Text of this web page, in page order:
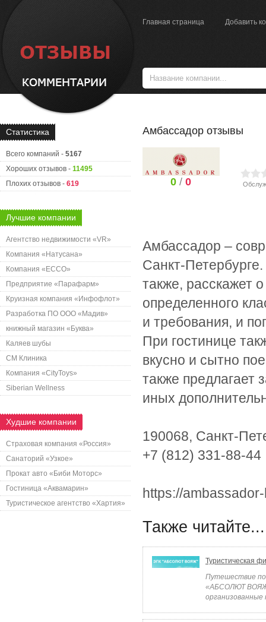
Главная страница Добавить
Статистика
Всего компаний - 5167
Хороших отзывов - 11495
Плохих отзывов - 619
Лучшие компании
Агентство недвижимости «VR»
Компания «Натусана»
Компания «ECCO»
Предприятие «Парафарм»
Круизная компания «Инфофлот»
Разработка ПО ООО «Мадив»
книжный магазин «Буква»
Каляев шубы
СМ Клиника
Компания «CityToys»
Siberian Wellness
Худшие компании
Страховая компания «Россия»
Санаторий «Узкое»
Прокат авто «Биби Моторс»
Гостиница «Аквамарин»
Туристическое агентство «Хартия»
Амбассадор отзывы
0 /0
Амбассадор –
Санкт-
также, расскажет
определенного
и требования, и
При гостинице
вкусно и сытно
также предлагает
иных
190068, Санкт-
+7 (812) 331-88-44
https://
Также читайте...
Туристическая
Путешествие по
«АБСОЛЮТ